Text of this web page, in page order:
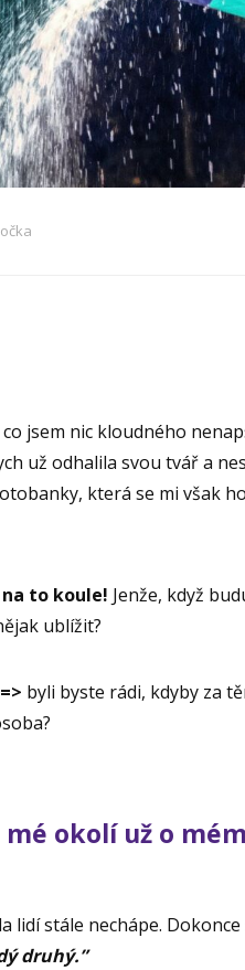
jsem nic kloudného
už odhalila svou tvář a
která se mi však
to koule! Jenže, když
ublížit?
byli byste rádi, kdyby za
okolí už o
lidí stále nechápe.
druhý.”